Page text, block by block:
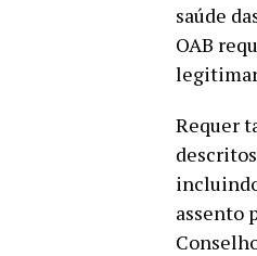
saúde
OAB
legitimar
Requer
assento